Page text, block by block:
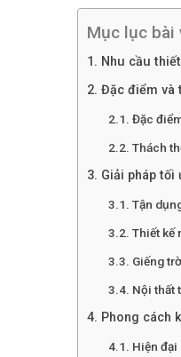
Mục lục bài
1. Nhu cầu
2. Đặc điểm và
2.1. Đặc
2.2. Thách
3. Giải pháp tối
3.1. Tận
3.2. Thiết kế
3.3. Giếng
3.4. Nội thất
4. Phong cách
4.1. Hiện